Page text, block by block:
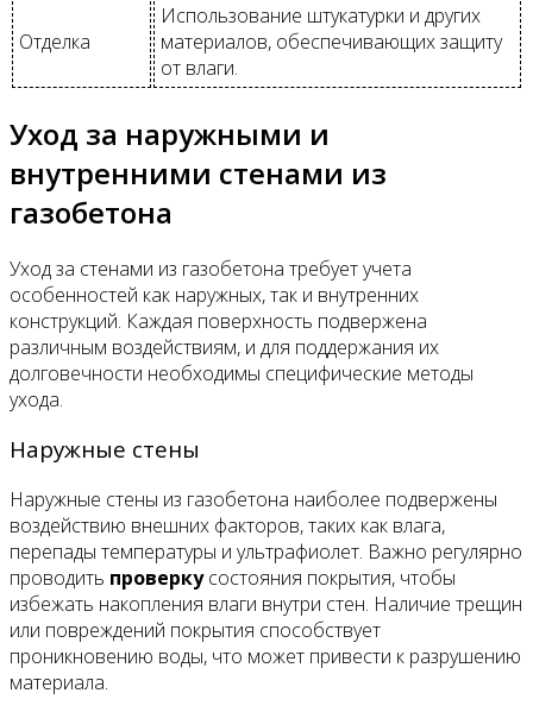
Отделка
Использование штукатурки и других
материалов, обеспечивающих защиту
от влаги.
Уход за наружными и
внутренними стенами из
газобетона
Уход за стенами из газобетона требует учета
особенностей как наружных, так и внутренних
конструкций. Каждая поверхность подвержена
различным воздействиям, и для поддержания их
долговечности необходимы специфические методы
ухода.
Наружные стены
Наружные стены из газобетона наиболее подвержены
воздействию внешних факторов, таких как влага,
перепады температуры и ультрафиолет. Важно регулярно
проводить проверкусостояния покрытия, чтобы
избежать накопления влаги внутри стен. Наличие трещин
или повреждений покрытия способствует
проникновению воды, что может привести к разрушению
материала.